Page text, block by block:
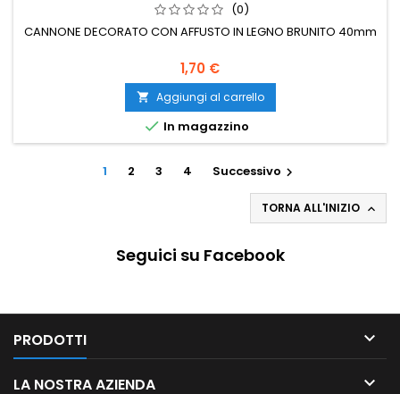
(0)
CANNONE DECORATO CON AFFUSTO IN LEGNO BRUNITO 40mm
1,70 €
 Aggiungi al carrello
 In magazzino
1 2 3 4 Successivo 
TORNA ALL'INIZIO 
Seguici su Facebook
PRODOTTI 
LA NOSTRA AZIENDA 